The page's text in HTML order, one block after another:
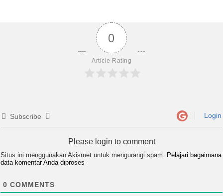
0
Article Rating
Subscribe Login
Please login to comment
Situs ini menggunakan Akismet untuk mengurangi spam. Pelajari bagaimana
data komentar Anda diproses
0 COMMENTS